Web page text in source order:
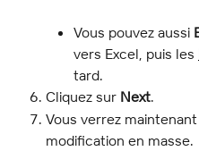
Vous pouvez aussi
vers Excel, puis les
tard.
Cliquez sur Next.
Vous verrez
modification en masse.